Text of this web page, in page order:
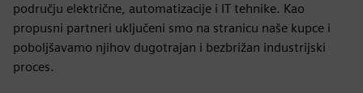
području električne, automatizacije i IT tehnike. Kao
propusni partneri uključeni smo na stranicu naše kupce i
poboljšavamo njihov dugotrajan i bezbrižan industrijski
proces.